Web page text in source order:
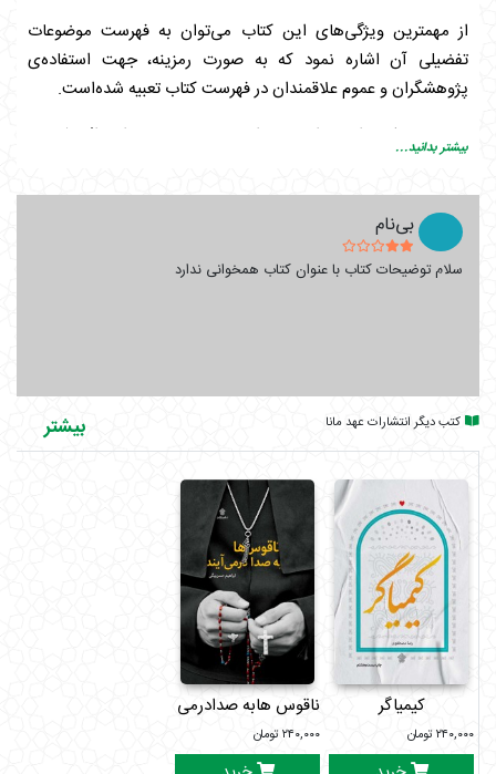
از مهمترین ویژگی‌های این کتاب می‌توان به فهرست موضوعات
تفضیلی آن اشاره نمود که به صورت رمزینه، جهت استفاده‌ی
پژوهشگران و عموم علاقمندان در فهرست کتاب تعبیه شده‌است.
موضوعات ذیل را می‌توان به عنوان مهمترین مباحث این اثر بشمرد:
زهرا(سلام‌الله‌علیها)
مقامات معنوی، برکات، نمونه و الگو بودن حضرت
فاطمه(سلام‌الله‌علیها)
بیشتر بدانید...
بی‌نام
سلام توضیحات کتاب با عنوان کتاب همخوانی ندارد
کتب دیگر انتشارات عهد مانا بیشتر
کیمیاگر
۲۴۰,۰۰۰ تومان
ناقوس هابه صدادرمی آیند
۲۴۰,۰۰۰ تومان